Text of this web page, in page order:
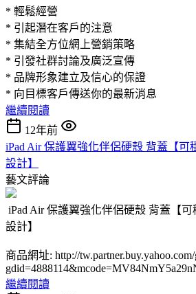
* 輕鬆經營
* 引起潛在客戶的注意
* 集結全方位網上營銷策略
* 引發社群討論及廣泛宣傳
* 品牌形象建立及信心的保證
* 向目標客戶傳送你的最新消息
繼續閱讀
12年前
iPad Air 保護翼強化伴侶硬殼 背蓋【可
設計】
藝文評論
iPad Air 保護翼強化伴侶硬殼 背蓋【可
設計】
商品網址: http://
繼續閱讀